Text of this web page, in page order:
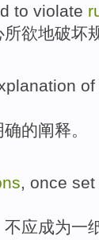
to violate
所欲地破坏
确的阐释。
once
不应成为一